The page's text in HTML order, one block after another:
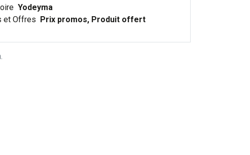
Yodeyma
et Offres Prix promos, Produit offert